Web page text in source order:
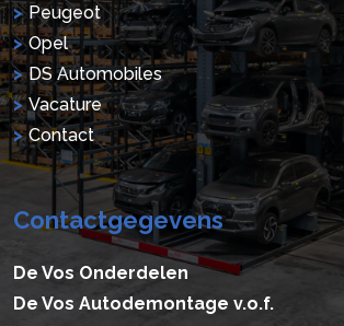
Peugeot
Opel
DS Automobiles
Vacature
Contact
Contactgegevens
De Vos Onderdelen
De Vos Autodemontage v.o.f.